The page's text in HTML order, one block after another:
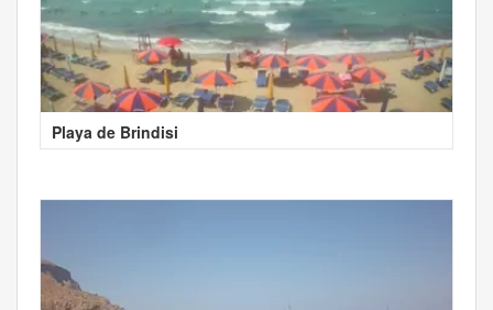
Playa de Brindisi